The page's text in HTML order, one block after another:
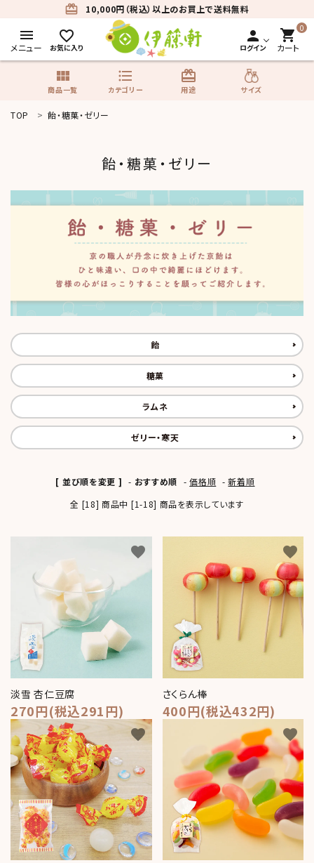
card_giftcard 10,000円（税込）以上のお買上で送料無料
menu
メニュー
favorite_border
お気に入り
person
ログイン
0
shopping_cart
カート
view_module
商品一覧
format_list_bulleted
カテゴリー
card_giftcard
用途 サイズ
サイズから探す
コンテンツ
おかしのひとりごと
店舗情報
INFORMATION
ご利用ガイド
プライバシーポリシー
ACCOUNT MENU
ようこそ ゲスト 様
meeting_room ログイン person 新規会員登録
TOP 飴・糖菓・ゼリー
飴・糖菓・ゼリー
飴
糖菓
ラムネ
ゼリー・寒天
[ 並び順を変更 ] - おすすめ順 -価格順 -新着順
全 [18] 商品中 [1-18] 商品を表示しています
淡雪 杏仁豆腐
270円(税込291円)
favorite
さくらん棒
400円(税込432円)
favorite
favorite favorite